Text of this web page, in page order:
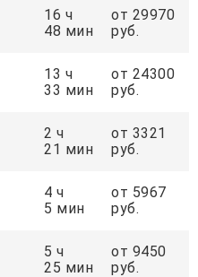
16 ч
48 мин
от 29970
руб.
13 ч
33 мин
от 24300
руб.
2 ч
21 мин
от 3321
руб.
4 ч
5 мин
от 5967
руб.
5 ч
25 мин
от 9450
руб.